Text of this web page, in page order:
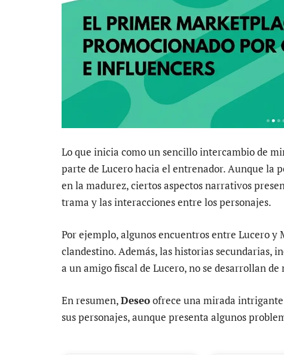
Lo que inicia como un sencillo intercambio de
parte de Lucero hacia el entrenador. Aunque la
en la madurez, ciertos aspectos narrativos
trama y las interacciones entre los personajes.
Por ejemplo, algunos encuentros entre Lucero y
clandestino. Además, las historias secundarias,
a un amigo fiscal de Lucero, no se desarrollan
En resumen,Deseoofrece una mirada intrigante
sus personajes, aunque presenta algunos